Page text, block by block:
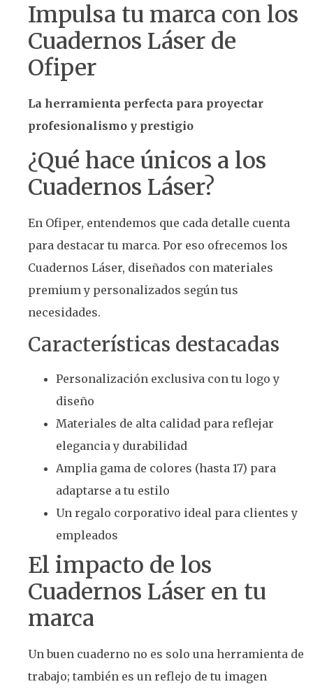
Impulsa tu marca con los
Cuadernos Láser de
Ofiper
La herramienta perfecta para proyectar
profesionalismo y prestigio
¿Qué hace únicos a los
Cuadernos Láser?
En Ofiper, entendemos que cada detalle cuenta
para destacar tu marca. Por eso ofrecemos los
Cuadernos Láser, diseñados con materiales
premium y personalizados según tus
necesidades.
Características destacadas
Personalización exclusiva con tu logo y
diseño
Materiales de alta calidad para reflejar
elegancia y durabilidad
Amplia gama de colores (hasta 17) para
adaptarse a tu estilo
Un regalo corporativo ideal para clientes y
empleados
El impacto de los
Cuadernos Láser en tu
marca
Un buen cuaderno no es solo una herramienta de
trabajo; también es un reflejo de tu imagen